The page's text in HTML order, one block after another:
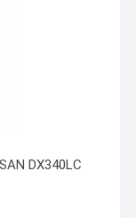
DX340LC